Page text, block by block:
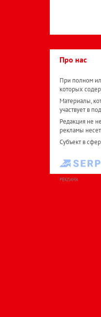
Про нас
При полном
которых
Материалы,
участвует в
Редакция не
рекламы
Субъект в
РЕКЛАМА